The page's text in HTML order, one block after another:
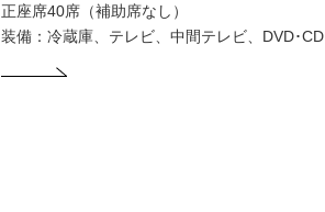
正座席40席（補助席なし）
装備：冷蔵庫、テレビ、中間テレビ、DVD･CD